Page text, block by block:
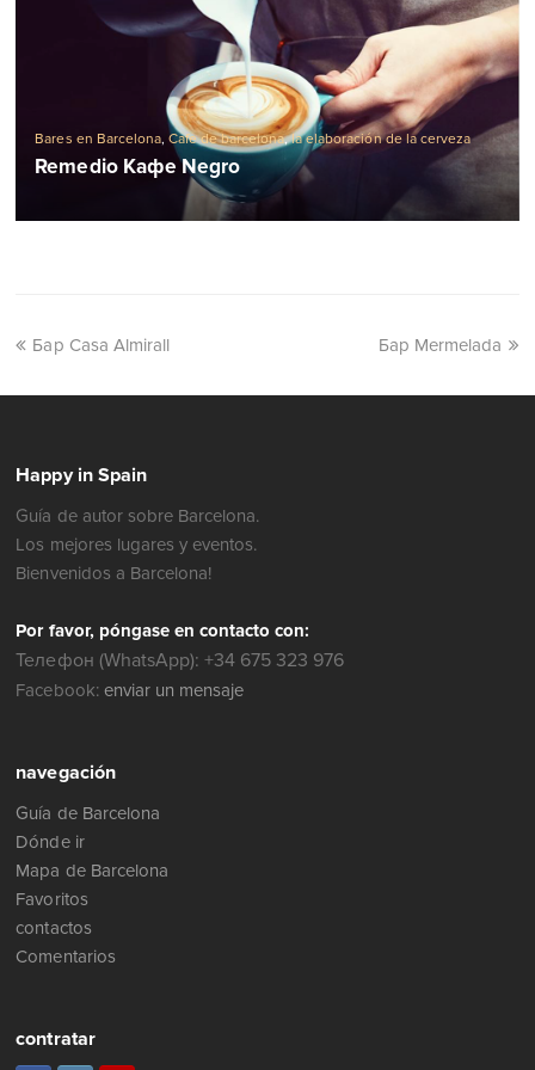
Bares en Barcelona, Cafe de barcelona,la elaboración de la cerveza
Remedio Кафе Negro
Бар Casa Almirall Бар Mermelada
Happy in Spain
Guía de autor sobre Barcelona.
Los mejores lugares y eventos.
Bienvenidos a Barcelona!
Por favor, póngase en contacto con:
Телефон (WhatsApp): +34 675 323 976
Facebook: enviar un mensaje
navegación
Guía de Barcelona
Dónde ir
Mapa de Barcelona
Favoritos
contactos
Comentarios
contratar